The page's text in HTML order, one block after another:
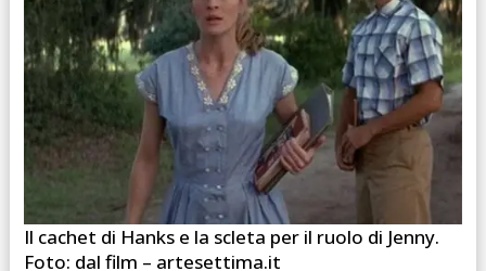
Il cachet di Hanks e la scleta per il ruolo di Jenny.
Foto: dal film – artesettima.it